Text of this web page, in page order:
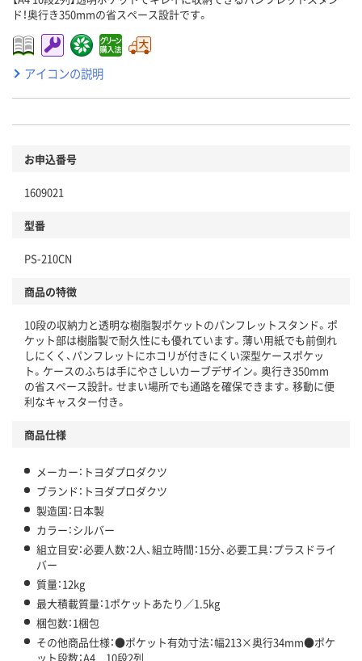
ド！奥行き350mmの省スペース設計です。
アイコンの説明
お申込番号
1609021
型番
PS-210CN
商品の特徴
10段の収納力と透明な樹脂製ポケットのパンフレットスタンド。ポ
ケット部は樹脂製で耐久性にも優れています。薄い用紙でも前倒れ
しにくく、パンフレットにホコリが付きにくい深型ケースポケッ
ト。ケースのふちは手にやさしいカーブデザイン。奥行き350mm
の省スペース設計。せまい場所でも通路を確保できます。移動に便
利なキャスター付き。
商品仕様
メーカー：トヨダプロダクツ
ブランド：トヨダプロダクツ
製造国：日本製
カラー：シルバー
組立目安：必要人数：2人、組立時間：15分、必要工具：プラスドライ
バー
質量：12kg
最大積載質量：1ポケットあたり／1.5kg
梱包数：1梱包
その他商品仕様：●ポケット有効寸法：幅213×奥行34mm●ポケ
ット段数：A4 10段2列